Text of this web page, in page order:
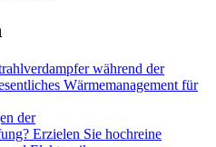
während der
Wärmemanagement für
der
Erzielen Sie hochreine